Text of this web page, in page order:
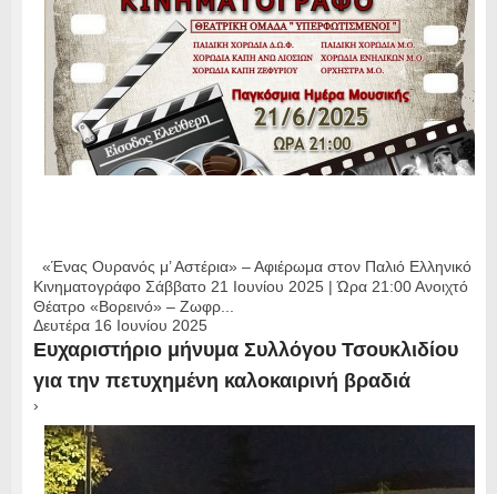
«Ένας Ουρανός μ’ Αστέρια» – Αφιέρωμα στον Παλιό Ελληνικό
Κινηματογράφο Σάββατο 21 Ιουνίου 2025 | Ώρα 21:00 Ανοιχτό
Θέατρο «Βορεινό» – Ζωφρ...
Δευτέρα 16 Ιουνίου 2025
Ευχαριστήριο μήνυμα Συλλόγου Τσουκλιδίου
για την πετυχημένη καλοκαιρινή βραδιά
›